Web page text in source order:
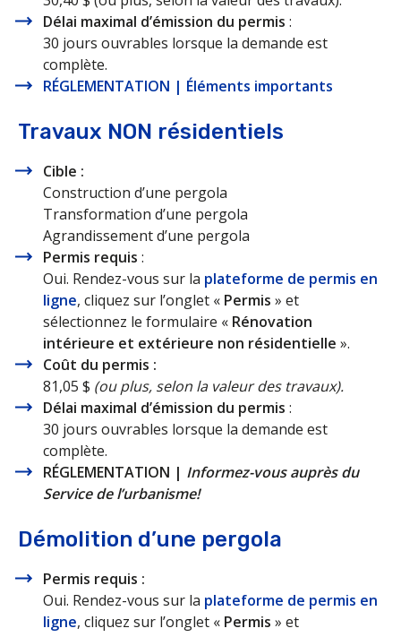
Délai maximal d’émission du permis :
30 jours ouvrables lorsque la demande est
complète.
RÉGLEMENTATION | Éléments importants
Travaux NON résidentiels
Cible :
Construction d’une pergola
Transformation d’une pergola
Agrandissement d’une pergola
Permis requis :
Oui. Rendez-vous sur la plateforme de permis en
ligne, cliquez sur l’onglet « Permis » et
sélectionnez le formulaire « Rénovation
intérieure et extérieure non résidentielle ».
Coût du permis :
81,05 $ (ou plus, selon la valeur des travaux).
Délai maximal d’émission du permis :
30 jours ouvrables lorsque la demande est
complète.
RÉGLEMENTATION | Informez-vous auprès du
Service de l’urbanisme!
Démolition d’une pergola
Permis requis :
Oui. Rendez-vous sur la plateforme de permis en
ligne, cliquez sur l’onglet « Permis » et